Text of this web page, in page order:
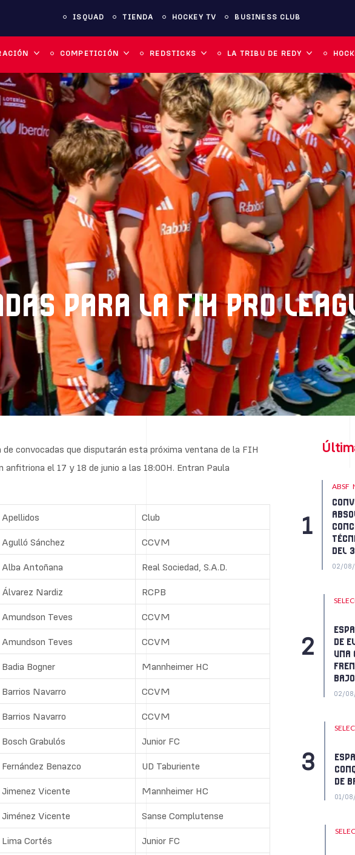
ISQUAD TIENDA HOCKEY TV BUSINESS CLUB
COMPETICIÓN REDSTICKS LA TRIBU DE REDY
PARA LA FIH PRO
convocadas que disputarán esta próxima ventana de la FIH
el 17 y 18 de junio a las 18:00H. Entran Paula
Apellidos Club
Agulló Sánchez CCVM
Alba Antoñana Real Sociedad, S.A.D.
Álvarez Nardiz RCPB
Amundson Teves CCVM
Amundson Teves CCVM
Badia Bogner Mannheimer HC
Barrios Navarro CCVM
Barrios Navarro CCVM
Bosch Grabulós Junior FC
Fernández Benazco UD Taburiente
Jimenez Vicente Mannheimer HC
Jiménez Vicente Sanse Complutense
Lima Cortés Junior FC
ABSF
DEL
02/
DE
UNA
02/
DE
01/